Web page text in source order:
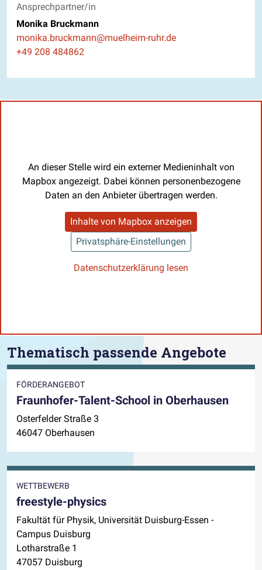
Ansprechpartner/in
Monika Bruckmann
E-Mail
monika.bruckmann@muelheim-ruhr.de
Telefon
+49 208 484862
An dieser Stelle wird ein externer Medieninhalt von
Mapbox angezeigt. Dabei können personenbezogene
Daten an den Anbieter übertragen werden.
Inhalte von Mapbox anzeigen
Privatsphäre-Einstellungen
Datenschutzerklärung lesen
Thematisch passende Angebote
FÖRDERANGEBOT
Fraunhofer-Talent-School in Oberhausen
Osterfelder Straße 3
46047 Oberhausen
WETTBEWERB
freestyle-physics
Fakultät für Physik, Universität Duisburg-Essen -
Campus Duisburg
Lotharstraße 1
47057 Duisburg